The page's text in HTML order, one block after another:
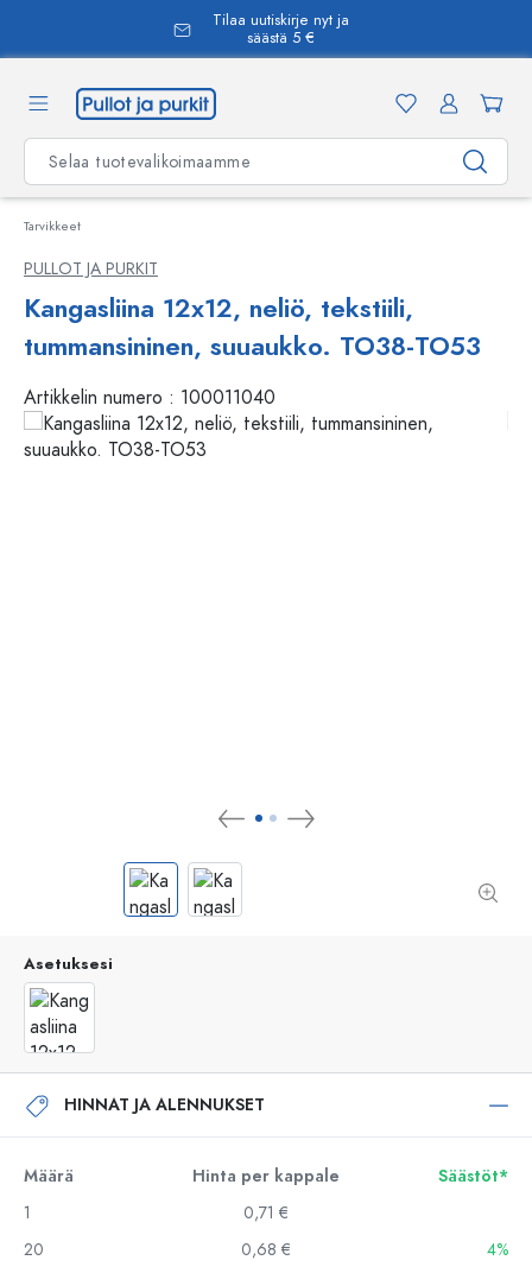
Tilaa uutiskirje nyt ja
säästä 5 €
Tarvikkeet
PULLOT JA PURKIT
Kangasliina 12x12, neliö, tekstiili,
tummansininen, suuaukko. TO38-TO53
Artikkelin numero : 100011040
Asetuksesi
HINNAT JA ALENNUKSET
Määrä Hinta per kappale
Säästöt*
1
0,71 €
20
0,68 €
4%